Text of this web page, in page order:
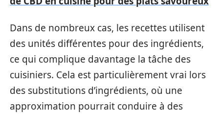
Dans de nombreux cas, les recettes utilisent
des unités différentes pour des ingrédients,
ce qui complique davantage la tâche des
cuisiniers. Cela est particulièrement vrai lors
des substitutions d’ingrédients, où une
approximation pourrait conduire à des